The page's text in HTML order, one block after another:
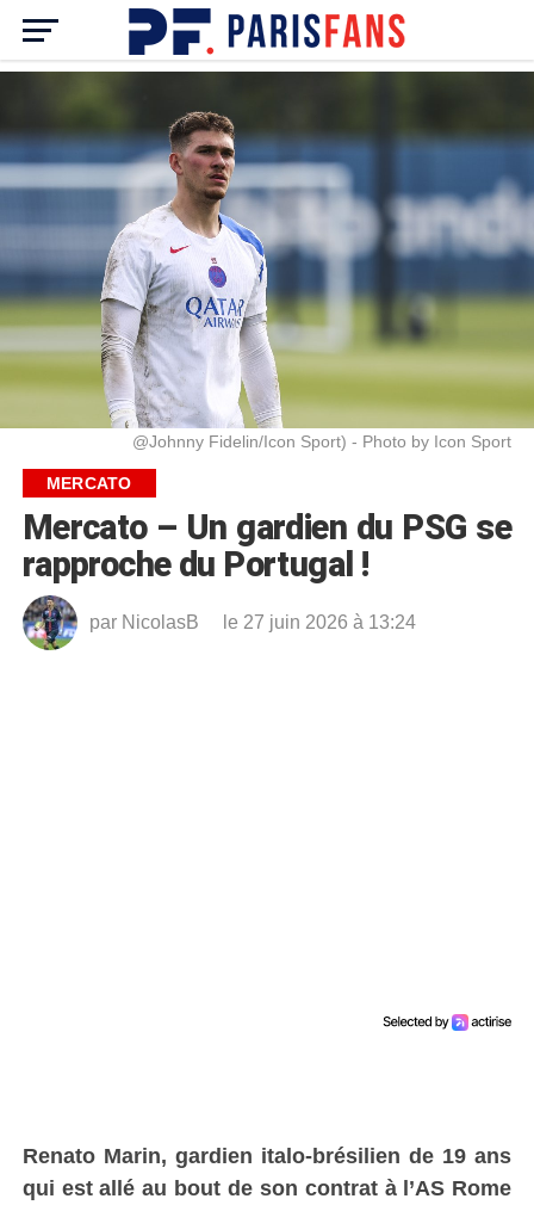
@Johnny Fidelin/Icon Sport) - Photo by Icon Sport
MERCATO
Mercato – Un gardien du PSG se
rapproche du Portugal !
par NicolasB le 27 juin 2026 à 13:24
Renato Marin, gardien italo-brésilien de 19 ans
qui est allé au bout de son contrat à l’AS Rome